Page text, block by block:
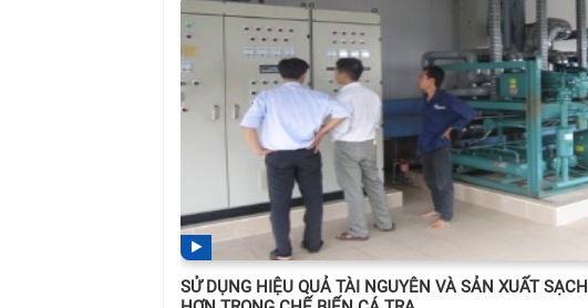
SỬ DỤNG HIỆU QUẢ TÀI NGUYÊN VÀ SẢN XUẤT SẠCH